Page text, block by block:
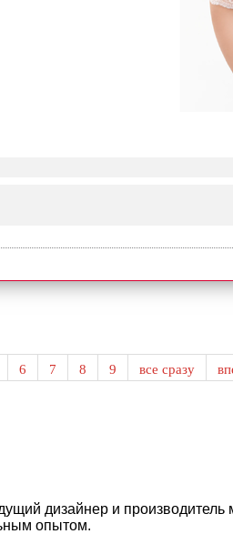
6 7 8 9 все сразу
дизайнер и
опытом.